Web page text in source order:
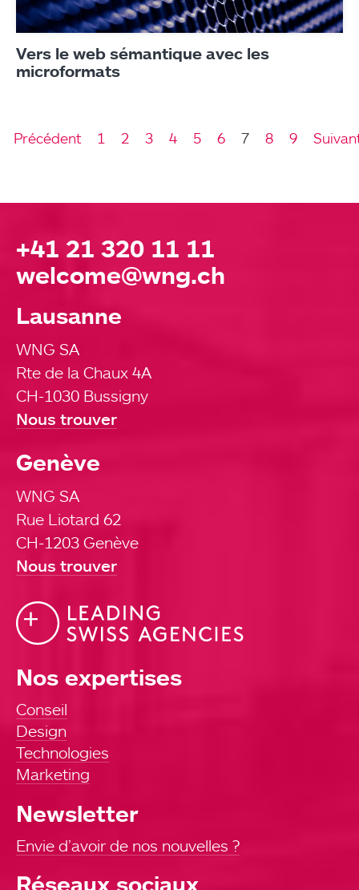
Vers le web sémantique avec les
microformats
Précédent 1 2 3 4 5 6 7 8 9
+41 21 320 11 11
welcome@wng.ch
Lausanne
WNG SA
Rte de la Chaux 4A
CH-1030 Bussigny
Nous trouver
Genève
WNG SA
Rue Liotard 62
CH-1203 Genève
Nous trouver
Nos expertises
Conseil
Design
Technologies
Marketing
Newsletter
Envie d’avoir de nos nouvelles ?
Réseaux sociaux